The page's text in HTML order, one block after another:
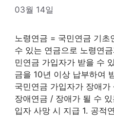
03월 14일
노령연금 = 국민연금 기
수 있는 연금으로 노령연
민연금 가입자가 받을 수
금을 10년 이상 납부하여
국민연금 가입자가 장애
장애연금 / 장애가 될 수
입자 사망 시 지급 1. 공적